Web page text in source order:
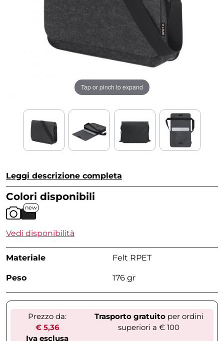
Tap or pinch to expand
Leggi descrizione completa
Colori disponibili
new
Vedi disponibilità
Materiale Felt RPET
Peso 176 gr
Prezzo da:
€ 5,36
Iva esclusa
Trasporto gratuitoper ordini
superiori a € 100